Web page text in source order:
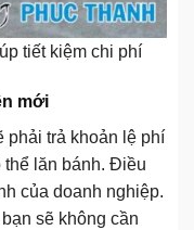
tiết kiệm chi phí
mới
phải trả khoản lệ phí
thể lăn bánh. Điều
của doanh nghiệp.
sẽ không cần